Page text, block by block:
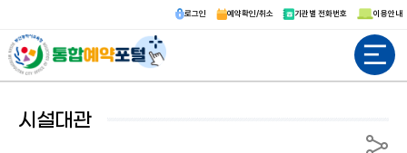
로그인 예약확인/취소 기관별 전화번호 이용안내
전체메뉴
시설대관
공유